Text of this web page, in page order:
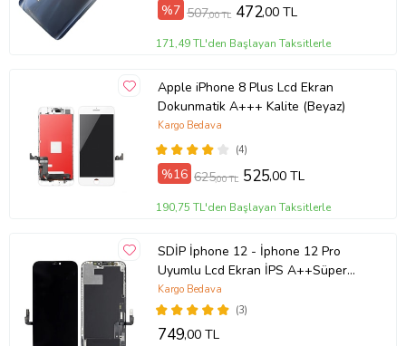
%7 507,00 TL 472,00 TL
171,49 TL'den Başlayan Taksitlerle
Apple iPhone 8 Plus Lcd Ekran
Dokunmatik A+++ Kalite (Beyaz)
(4)
Kargo Bedava
%16 625,00 TL 525,00 TL
190,75 TL'den Başlayan Taksitlerle
SDİP İphone 12 - İphone 12 Pro
Uyumlu Lcd Ekran İPS A++Süper
Kalite
(3)
Kargo Bedava
749,00 TL